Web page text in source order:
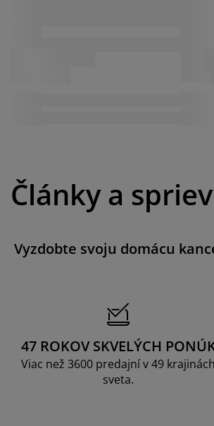
Články a
Vyzdobte svoju domácu
47 ROKOV SKVELÝCH
Viac než 3600 predajní v 49 krajinách
sveta.